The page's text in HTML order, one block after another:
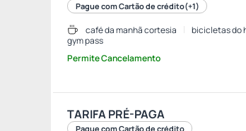
Pague com Cartão de crédito(+1)
café da manhã cortesia
bicicletas do
gym pass
Permite Cancelamento
TARIFA PRÉ-PAGA
Pague com Cartão de crédito